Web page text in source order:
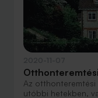
Az
utóbbi hetekben,